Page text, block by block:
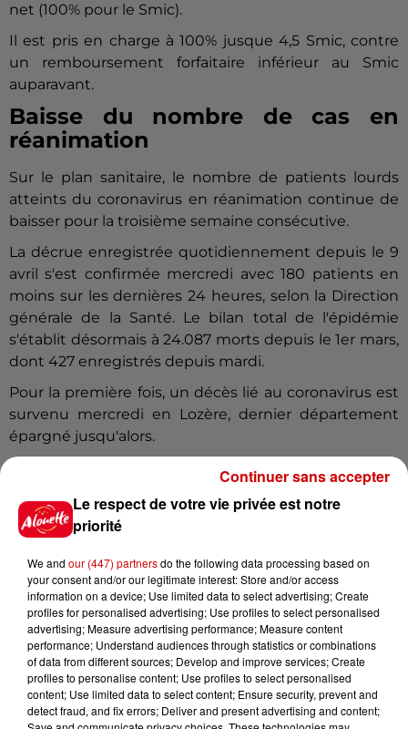
net (100% pour le Smic).
Il est pris en charge à 100% jusque 4,5 Smic, contre
un remboursement forfaitaire inférieur au Smic
auparavant.
Baisse du nombre de cas en
réanimation
Sur le plan sanitaire, le nombre de patients lourds
atteints du coronavirus en réanimation continue de
baisser pour la troisième semaine consécutive.
La décrue enregistrée quotidiennement depuis le 9
avril s'est confirmée mercredi avec 180 patients en
moins sur les dernières 24 heures, selon la Direction
générale de la Santé. Le bilan total de l'épidémie
s'établit désormais à 24.087 morts depuis le 1er mars,
dont 427 enregistrés depuis mardi.
Pour la première fois, un décès lié au coronavirus est
survenu mercredi en Lozère, dernier département
épargné jusqu'alors.
Infos Voir plus
Un homme décède après une
noyade dans le Finistère
6 août 2026
Vendre un chiot en animalerie
peut coûter très cher
Le respect de votre vie privée est notre
priorité
We and our (447) partnersdo the following data processing based on
your consent and/or our legitimate interest: Store and/or access
information on a device; Use limited data to select advertising; Create
profiles for personalised advertising; Use profiles to select personalised
advertising; Measure advertising performance; Measure content
performance; Understand audiences through statistics or combinations
of data from different sources; Develop and improve services; Create
profiles to personalise content; Use profiles to select personalised
content; Use limited data to select content; Ensure security, prevent and
detect fraud, and fix errors; Deliver and present advertising and content;
Continuer sans accepter